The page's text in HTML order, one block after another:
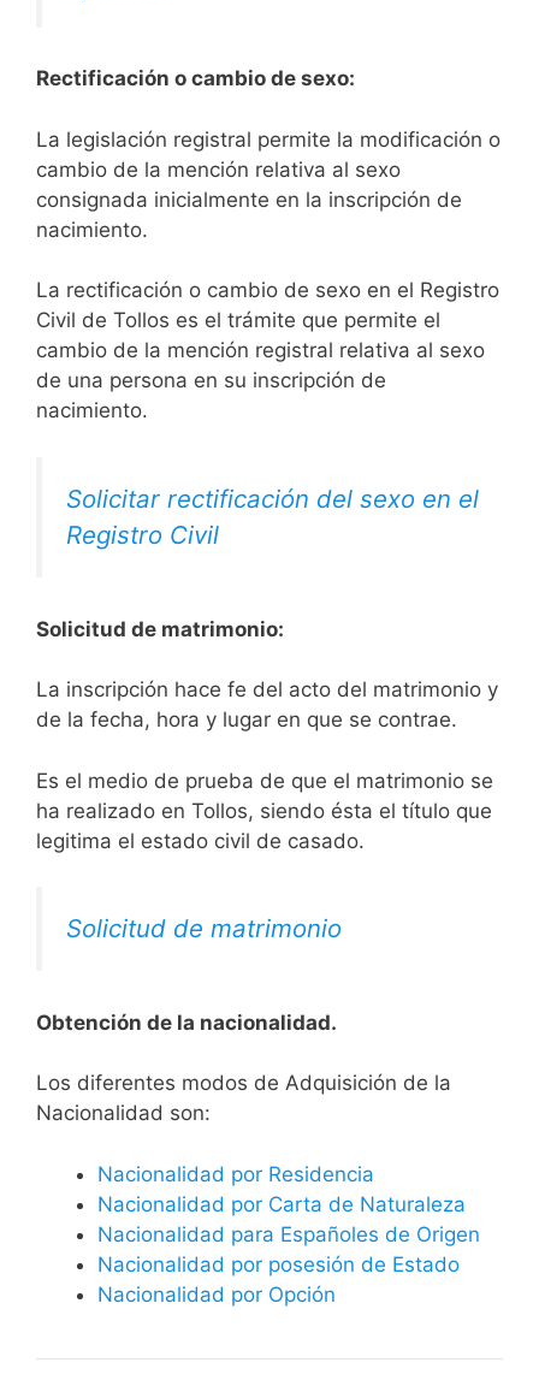
Rectificación o cambio de sexo:
La legislación registral permite la modificación o
cambio de la mención relativa al sexo
consignada inicialmente en la inscripción de
nacimiento.
La rectificación o cambio de sexo en el Registro
Civil de Tollos es el trámite que permite el
cambio de la mención registral relativa al sexo
de una persona en su inscripción de
nacimiento.
Solicitar rectificación del sexo en el
Registro Civil
Solicitud de matrimonio:
La inscripción hace fe del acto del matrimonio y
de la fecha, hora y lugar en que se contrae.
Es el medio de prueba de que el matrimonio se
ha realizado en Tollos, siendo ésta el título que
legitima el estado civil de casado.
Solicitud de matrimonio
Obtención de la nacionalidad.
​​​Los diferentes modos de Adquisición de la
Nacionalidad son:
Nacionalidad por Residencia
Nacionalidad por Carta de Naturaleza
Nacionalidad para Españoles de Origen
Nacionalidad por posesión de Estado
Nacionalidad por Opción